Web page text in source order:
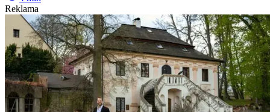
Reklama